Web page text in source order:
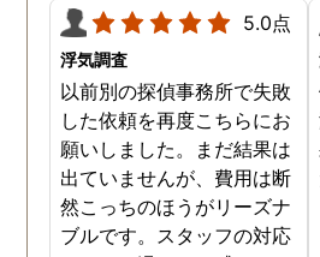
5.0点
浮気調査
以前別の探偵事務所で失敗
した依頼を再度こちらにお
願いしました。まだ結果は
出ていませんが、費用は断
然こっちのほうがリーズナ
ブルです。スタッフの対応